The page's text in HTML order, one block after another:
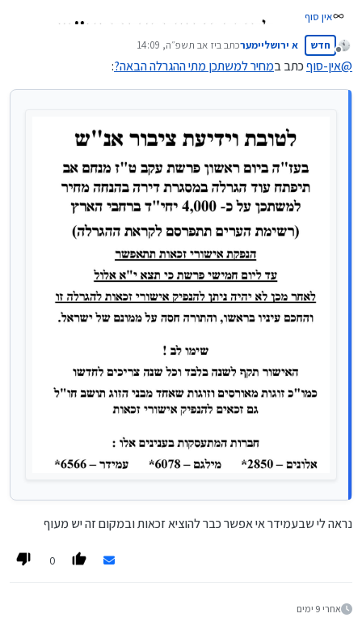
אין סוף
מנותק
חדש א ירושליימערכתב ביז אב תשפ״ה, 14:09
נערך לאחרונה על ידי
@אין-סוףכתב במחיר למשתכן מתי ההגרלה הבאה?:
נראה לי שבעמידר אי אפשר כבר להוציא זכאות ובמקום זה יש מעוף
0
אחרי 9 ימים